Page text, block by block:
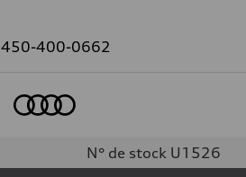
450-400-0662
N° de stock U1526